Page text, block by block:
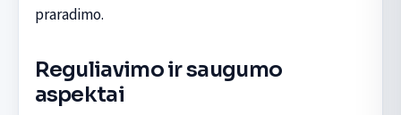
praradimo.
Reguliavimo ir saugumo
aspektai